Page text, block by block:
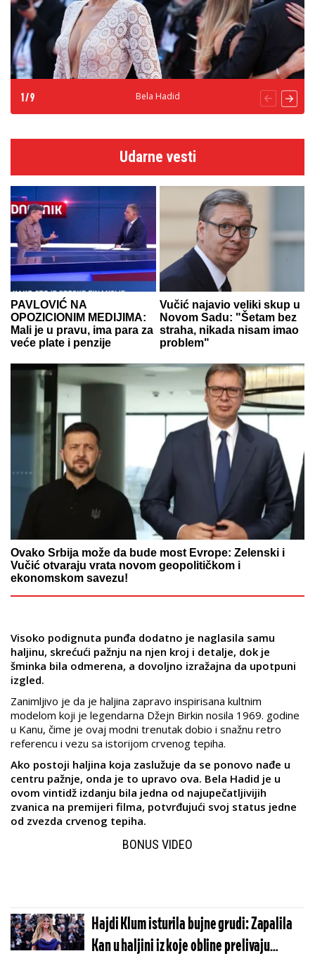
Bela Hadid
1 /9
Udarne vesti
PAVLOVIĆ NA
OPOZICIONIM MEDIJIMA:
Mali je u pravu, ima para za
veće plate i penzije
Vučić najavio veliki skup u
Novom Sadu: "Šetam bez
straha, nikada nisam imao
problem"
Ovako Srbija može da bude most Evrope: Zelenski i
Vučić otvaraju vrata novom geopolitičkom i
ekonomskom savezu!
Visoko podignuta punđa dodatno je naglasila samu
haljinu, skrećući pažnju na njen kroj i detalje, dok je
šminka bila odmerena, a dovoljno izražajna da upotpuni
izgled.
Zanimljivo je da je haljina zapravo inspirisana kultnim
modelom koji je legendarna Džejn Birkin nosila 1969. godine
u Kanu, čime je ovaj modni trenutak dobio i snažnu retro
referencu i vezu sa istorijom crvenog tepiha.
Ako postoji haljina koja zaslužuje da se ponovo nađe u
centru pažnje, onda je to upravo ova. Bela Hadid je u
ovom vintidž izdanju bila jedna od najupečatljivijih
zvanica na premijeri filma, potvrđujući svoj status jedne
od zvezda crvenog tepiha.
BONUS VIDEO
Hajdi Klum isturila bujne grudi: Zapalila
Kan u haljini iz koje obline prelivaju